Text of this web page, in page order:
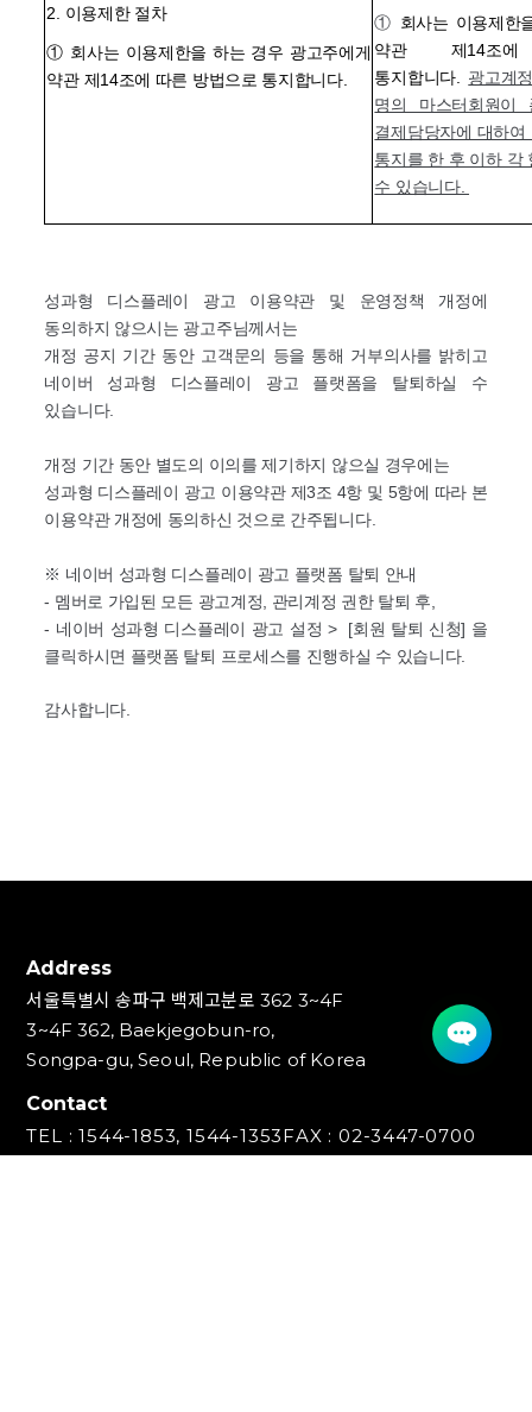
2. 이용제한 절차
① 회사는 이용제한을 하는 경우 광고주에게
약관 제14조에 따른 방법으로 통지합니다.
① 회사는 이용제한
약관 제14조
통지합니다.
광고계
명의 마스터회원이
결제담당자에 대하
통지를 한 후 이하 각
수 있습니다.
성과형 디스플레이 광고 이용약관 및 운영정책 개정에
동의하지 않으시는 광고주님께서는
개정 공지 기간 동안 고객문의 등을 통해 거부의사를 밝히고
네이버 성과형 디스플레이 광고 플랫폼을 탈퇴하실 수
있습니다.
개정 기간 동안 별도의 이의를 제기하지 않으실 경우에는
성과형 디스플레이 광고 이용약관 제3조 4항 및 5항에 따라 본
이용약관 개정에 동의하신 것으로 간주됩니다.
※ 네이버 성과형 디스플레이 광고 플랫폼 탈퇴 안내
- 멤버로 가입된 모든 광고계정, 관리계정 권한 탈퇴 후,
- 네이버 성과형 디스플레이 광고 설정 > [회원 탈퇴 신청] 을
클릭하시면 플랫폼 탈퇴 프로세스를 진행하실 수 있습니다.
감사합니다.
Address
서울특별시 송파구 백제고분로 362 3~4F
3~4F 362, Baekjegobun-ro,
Songpa-gu, Seoul, Republic of Korea
Contact
TEL : 1544-1853, 1544-1353FAX : 02-3447-0700